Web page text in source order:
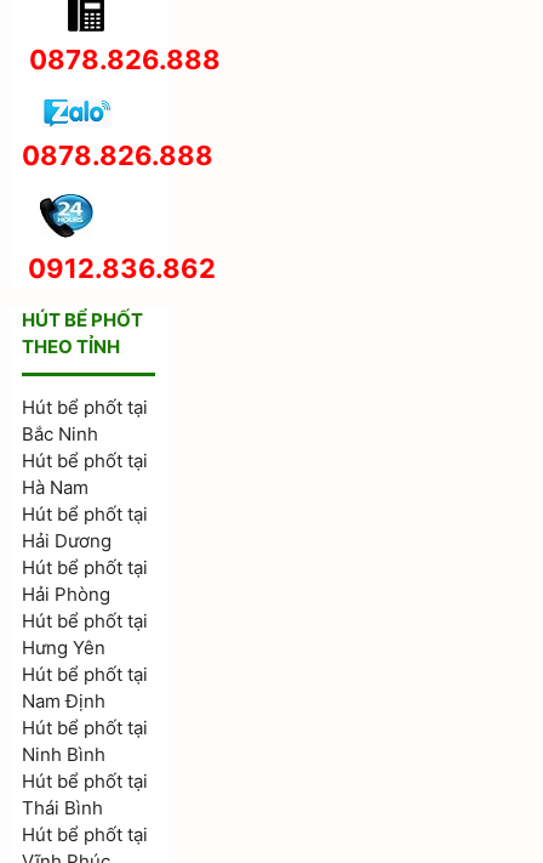
0878.826.888
0878.826.888
0912.836.862
HÚT BỂ PHỐT
THEO TỈNH
Hút bể phốt tại
Bắc Ninh
Hút bể phốt tại
Hà Nam
Hút bể phốt tại
Hải Dương
Hút bể phốt tại
Hải Phòng
Hút bể phốt tại
Hưng Yên
Hút bể phốt tại
Nam Định
Hút bể phốt tại
Ninh Bình
Hút bể phốt tại
Thái Bình
Hút bể phốt tại